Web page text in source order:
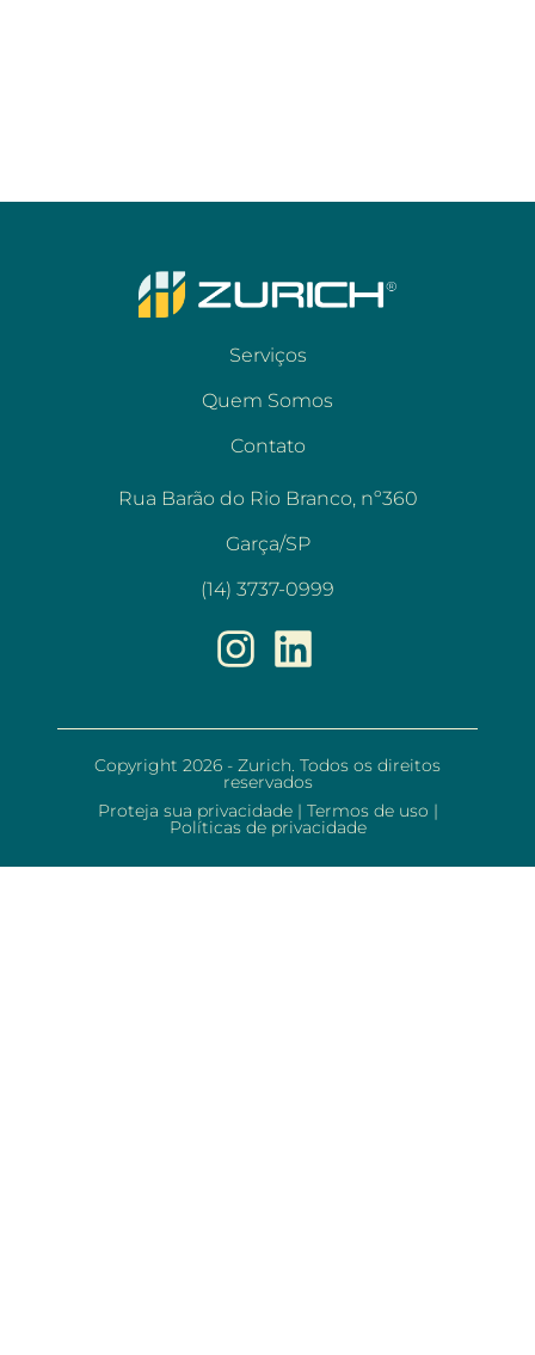
Serviços
Quem Somos
Contato
Rua Barão do Rio Branco, nº360
Garça/SP
(14) 3737-0999
Copyright 2026 - Zurich. Todos os direitos
reservados
Proteja sua privacidade | Termos de uso |
Políticas de privacidade